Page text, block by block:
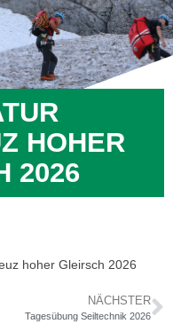
HOHER
2026
hoher Gleirsch 2026
NÄCHSTER
Tagesübung Seiltechnik 2026